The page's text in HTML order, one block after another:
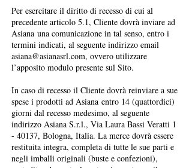
Per esercitare il diritto di recesso di cui al
precedente articolo 5.1, Cliente dovrà inviare ad
Asiana una comunicazione in tal senso, entro i
termini indicati, al seguente indirizzo email
asiana@asianasrl.com, ovvero utilizzare
l’apposito modulo presente sul Sito.
In caso di recesso il Cliente dovrà reinviare a sue
spese i prodotti ad Asiana entro 14 (quattordici)
giorni dal recesso medesimo, al seguente
indirizzo Asiana S.r.l., Via Laura Bassi Veratti 1
- 40137, Bologna, Italia. La merce dovrà essere
restituita integra, completa di tutte le sue parti e
negli imballi originali (buste e confezioni),